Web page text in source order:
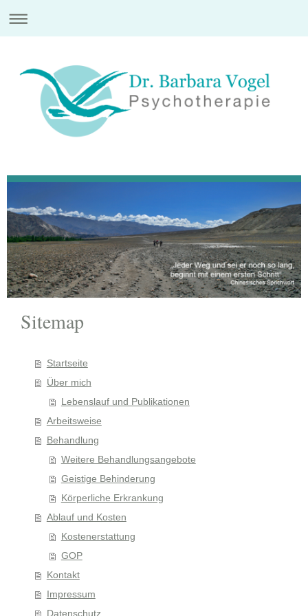
Sitemap
Startseite
Über mich
Lebenslauf und Publikationen
Arbeitsweise
Behandlung
Weitere Behandlungsangebote
Geistige Behinderung
Körperliche Erkrankung
Ablauf und Kosten
Kostenerstattung
GOP
Kontakt
Impressum
Datenschutz